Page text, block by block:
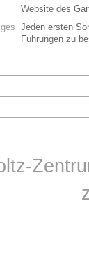
Website des
Jeden ersten
Führungen zu